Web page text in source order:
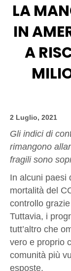
LA
IN
A
2 Luglio, 2021
Gli indici di
rimangono
fragili sono
In alcuni paesi
mortalità del
controllo
Tuttavia, i
tutt’altro che
vero e proprio
comunità più
esposte.